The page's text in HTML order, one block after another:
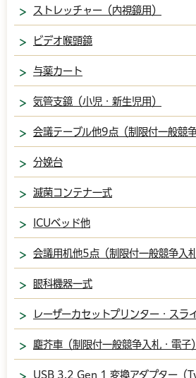
ストレッチャー（内視鏡用）
ビデオ喉頭鏡
与薬カート
気管支鏡（小児・新生児用）
会議テーブル他9点（制限付一般競
分娩台
滅菌コンテナ一式
ICUベッド他
会議用机他5点（制限付一般競争入札
眼科機器一式
レーザーカセットプリンター・スラ
塵芥車（制限付一般競争入札・電子）
USB 3.2 Gen 1 変換アダプター（